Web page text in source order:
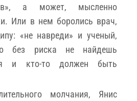
а может, мысленно
Или в нем боролись врач,
«не навреди» и ученый,
без риска не найдешь
и кто-то должен быть
молчания, Янис